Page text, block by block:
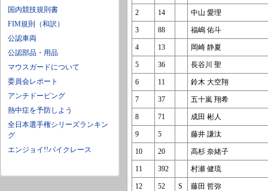
国内競技規則書
FIM規則（和訳）
公認車両
公認部品・用品
マウスガードについて
委員会レポート
アンチドーピング
熱中症を予防しよう
全日本選手権シリーズランキン
グ
エンジョイ!!バイクレース
2 14 中山 愛理
3 88 福嶋 佑斗
4 13 岡崎 静夏
5 36 長谷川 聖
6 11 鈴木 大空翔
7 37 五十嵐 翔希
8 71 成田 彬人
9 5 藤井 謙汰
10 20 高杉 奈緒子
11 392 村瀬 健琉
12 52 S 藤田 哲弥